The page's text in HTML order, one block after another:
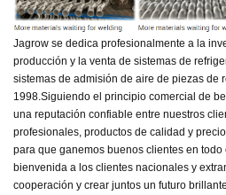
Jagrow se dedica profesionalmente a la
producción y la venta de sistemas de
sistemas de admisión de aire de piezas de
1998.Siguiendo el principio comercial de
una reputación confiable entre nuestros
profesionales, productos de calidad y
para que ganemos buenos clientes en todo
bienvenida a los clientes nacionales y
cooperación y crear juntos un futuro